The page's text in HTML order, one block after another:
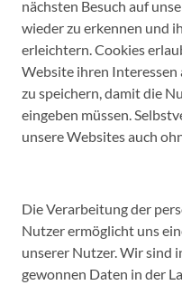
nächsten Besuch auf
wieder zu erkennen und
erleichtern. Cookies
Website ihren
zu speichern, damit die
eingeben müssen.
unsere Websites auch
Die Verarbeitung der
Nutzer ermöglicht uns
unserer Nutzer. Wir sind
gewonnen Daten in der